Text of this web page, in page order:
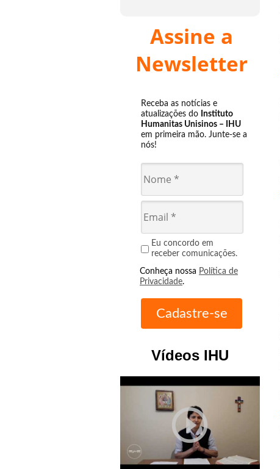
Assine a
Newsletter
Receba as notícias e
atualizações do Instituto
Humanitas Unisinos – IHU
em primeira mão. Junte-se a
nós!
Eu concordo em
receber comunicações.
Conheça nossa Política de
Privacidade.
Vídeos IHU
play_circle_outline